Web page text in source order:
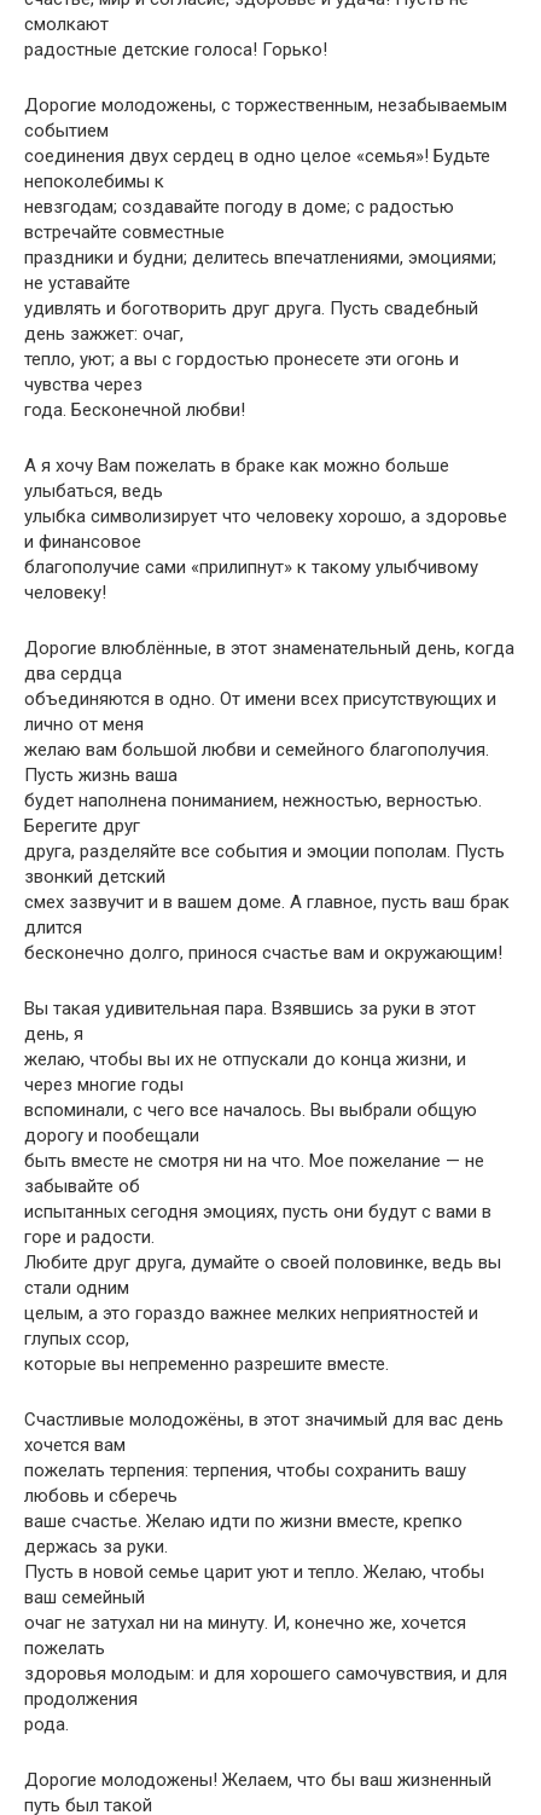
смолкают
радостные детские голоса! Горько!
Дорогие молодожены, с торжественным, незабываемым
событием
соединения двух сердец в одно целое «семья»! Будьте
непоколебимы к
невзгодам; создавайте погоду в доме; с радостью
встречайте совместные
праздники и будни; делитесь впечатлениями, эмоциями;
не уставайте
удивлять и боготворить друг друга. Пусть свадебный
день зажжет: очаг,
тепло, уют; а вы с гордостью пронесете эти огонь и
чувства через
года. Бесконечной любви!
А я хочу Вам пожелать в браке как можно больше
улыбаться, ведь
улыбка символизирует что человеку хорошо, а здоровье
и финансовое
благополучие сами «прилипнут» к такому улыбчивому
человеку!
Дорогие влюблённые, в этот знаменательный день, когда
два сердца
объединяются в одно. От имени всех присутствующих и
лично от меня
желаю вам большой любви и семейного благополучия.
Пусть жизнь ваша
будет наполнена пониманием, нежностью, верностью.
Берегите друг
друга, разделяйте все события и эмоции пополам. Пусть
звонкий детский
смех зазвучит и в вашем доме. А главное, пусть ваш брак
длится
бесконечно долго, принося счастье вам и окружающим!
Вы такая удивительная пара. Взявшись за руки в этот
день, я
желаю, чтобы вы их не отпускали до конца жизни, и
через многие годы
вспоминали, с чего все началось. Вы выбрали общую
дорогу и пообещали
быть вместе не смотря ни на что. Мое пожелание — не
забывайте об
испытанных сегодня эмоциях, пусть они будут с вами в
горе и радости.
Любите друг друга, думайте о своей половинке, ведь вы
стали одним
целым, а это гораздо важнее мелких неприятностей и
глупых ссор,
которые вы непременно разрешите вместе.
Счастливые молодожёны, в этот значимый для вас день
хочется вам
пожелать терпения: терпения, чтобы сохранить вашу
любовь и сберечь
ваше счастье. Желаю идти по жизни вместе, крепко
держась за руки.
Пусть в новой семье царит уют и тепло. Желаю, чтобы
ваш семейный
очаг не затухал ни на минуту. И, конечно же, хочется
пожелать
здоровья молодым: и для хорошего самочувствия, и для
продолжения
рода.
Дорогие молодожены! Желаем, что бы ваш жизненный
путь был такой